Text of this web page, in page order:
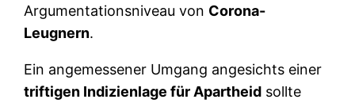
Argumentationsniveau von Corona-
Leugnern.
Ein angemessener Umgang angesichts einer
triftigen Indizienlage für Apartheid sollte